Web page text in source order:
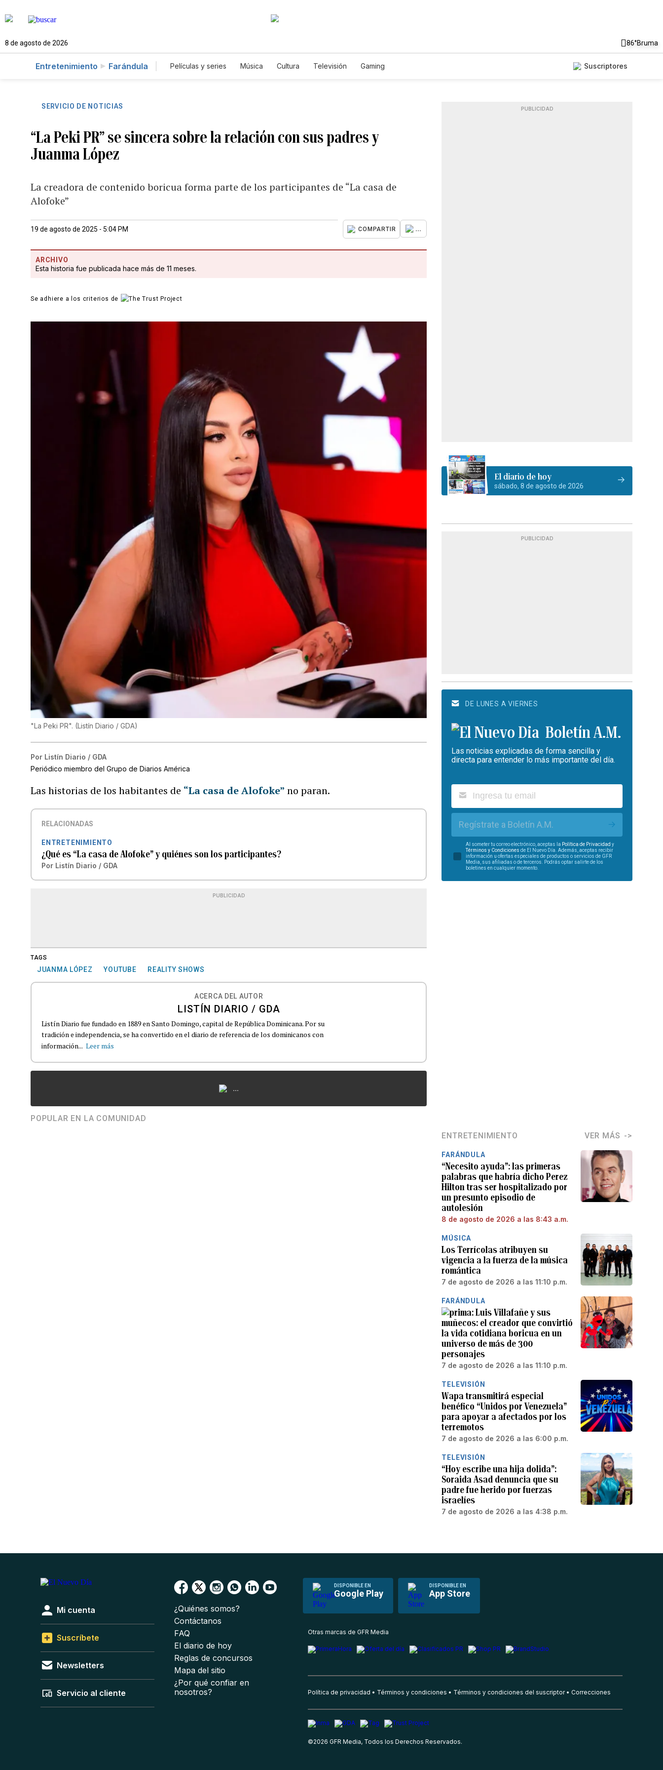
8 de agosto de 2026 86°Bruma
Entretenimiento Farándula Películas y series Música Cultura Televisión Gaming Suscriptores
SERVICIO DE NOTICIAS
“La Peki PR” se sincera sobre la relación con sus padres y
Juanma López
La creadora de contenido boricua forma parte de los participantes de “La casa de
Alofoke”
19 de agosto de 2025 - 5:04 PM COMPARTIR ...
ARCHIVO
Esta historia fue publicada hace más de 11 meses.
Se adhiere a los criterios de
"La Peki PR". (Listín Diario / GDA)
Por Listín Diario / GDA
Periódico miembro del Grupo de Diarios América
Las historias de los habitantes de “La casa de Alofoke” no paran.
RELACIONADAS
ENTRETENIMIENTO
¿Qué es “La casa de Alofoke” y quiénes son los participantes?
Por Listín Diario / GDA
PUBLICIDAD
TAGS
JUANMA LÓPEZ YOUTUBE REALITY SHOWS
ACERCA DEL AUTOR
LISTÍN DIARIO / GDA
Listín Diario fue fundado en 1889 en Santo Domingo, capital de República Dominicana. Por su
tradición e independencia, se ha convertido en el diario de referencia de los dominicanos con
información... Leer más
...
POPULAR EN LA COMUNIDAD
PUBLICIDAD
El diario de hoy
sábado, 8 de agosto de 2026
PUBLICIDAD
DE LUNES A VIERNES
Boletín A.M.
Las noticias explicadas de forma sencilla y
directa para entender lo más importante del día.
Regístrate a Boletín A.M.
Al someter tu correo electrónico, aceptas la Política de Privacidad y
Términos y Condiciones de El Nuevo Día. Además, aceptas recibir
información u ofertas especiales de productos o servicios de GFR
Media, sus afiliadas o de terceros. Podrás optar salirte de los
boletines en cualquier momento.
ENTRETENIMIENTO VER MÁS
FARÁNDULA
“Necesito ayuda”: las primeras
palabras que habría dicho Perez
Hilton tras ser hospitalizado por
un presunto episodio de
autolesión
8 de agosto de 2026 a las 8:43 a.m.
MÚSICA
Los Terrícolas atribuyen su
vigencia a la fuerza de la música
romántica
7 de agosto de 2026 a las 11:10 p.m.
FARÁNDULA
Luis Villafañe y sus
muñecos: el creador que convirtió
la vida cotidiana boricua en un
universo de más de 300
personajes
7 de agosto de 2026 a las 11:10 p.m.
TELEVISIÓN
Wapa transmitirá especial
benéfico “Unidos por Venezuela”
para apoyar a afectados por los
terremotos
7 de agosto de 2026 a las 6:00 p.m.
TELEVISIÓN
“Hoy escribe una hija dolida”:
Soraida Asad denuncia que su
padre fue herido por fuerzas
israelíes
7 de agosto de 2026 a las 4:38 p.m.
DISPONIBLE EN
Google Play
DISPONIBLE EN
App Store
Mi cuenta
Suscríbete
Newsletters
Servicio al cliente
¿Quiénes somos?
Contáctanos
FAQ
El diario de hoy
Reglas de concursos
Mapa del sitio
¿Por qué confiar en
nosotros?
Otras marcas de GFR Media
Política de privacidad Términos y condiciones Términos y condiciones del suscriptor Correcciones
©2026 GFR Media, Todos los Derechos Reservados.